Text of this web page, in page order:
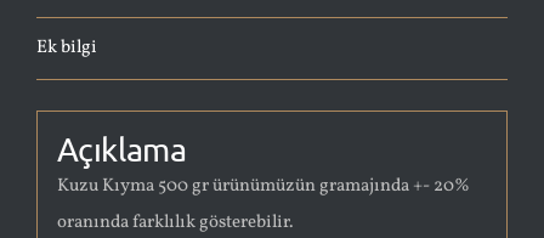
Ek bilgi
Açıklama
Kuzu Kıyma 500 gr ürünümüzün gramajında +- 20%
oranında farklılık gösterebilir.